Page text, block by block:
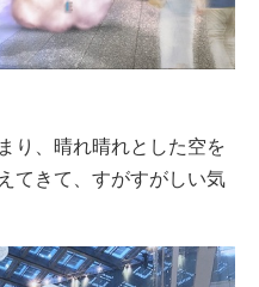
り、晴れ晴れとした空を
てきて、すがすがしい気